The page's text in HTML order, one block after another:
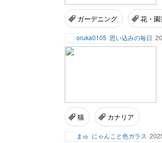
ガーデニング 花・
oruka0105 思い込みの毎日
猫 カナリア
まゅ にゃんこと色ガラス